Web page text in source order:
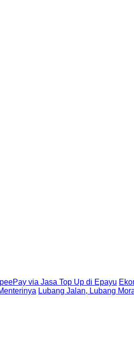
via Jasa Top Up di Epayu
Lubang Jalan, Lubang